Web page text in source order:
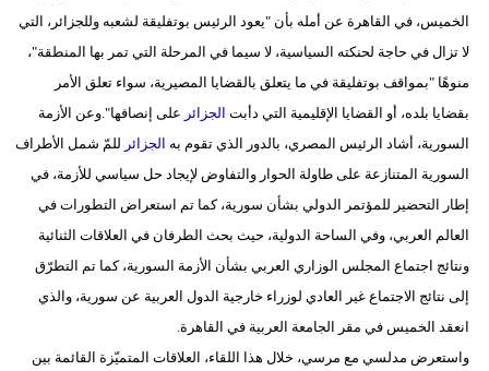
مدوَّنات
فيديو
سيارات
الخميس، في القاهرة عن أمله بأن "يعود الرئيس بوتفليقة لشعبه وللجزائر، التي
لا تزال في حاجة لحنكته السياسية، لا سيما في المرحلة التي تمر بها المنطقة"،
منوهًا "بمواقف بوتفليقة في ما يتعلق بالقضايا المصيرية، سواء تعلق الأمر
بقضايا بلده، أو القضايا الإقليمية التي دأبت الجزائر على إنصافها".وعن الأزمة
السورية، أشاد الرئيس المصري، بالدور الذي تقوم به الجزائر للمّ شمل الأطراف
السورية المتنازعة على طاولة الحوار والتفاوض لإيجاد حل سياسي للأزمة، في
إطار التحضير للمؤتمر الدولي بشأن سورية، كما تم استعراض التطورات في
العالم العربي، وفي الساحة الدولية، حيث بحث الطرفان في العلاقات الثنائية
ونتائج اجتماع المجلس الوزاري العربي بشأن الأزمة السورية، كما تم التطرّق
إلى نتائج الاجتماع غير العادي لوزراء خارجية الدول العربية عن سورية، والذي
انعقد الخميس في مقر الجامعة العربية في القاهرة.
واستعرض مدلسي مع مرسي، خلال هذا اللقاء، العلاقات المتميّزة القائمة بين